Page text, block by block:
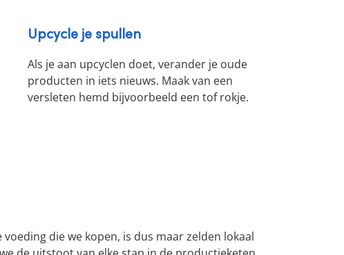
Upcycle je spullen
Als je aan upcyclen doet, verander je oude
producten in iets nieuws. Maak van een
versleten hemd bijvoorbeeld een tof rokje.
die we kopen, is dus maar zelden lokaal